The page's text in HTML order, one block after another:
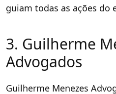
guiam todas as ações do
3. Guilherme
Advogados
Guilherme Menezes